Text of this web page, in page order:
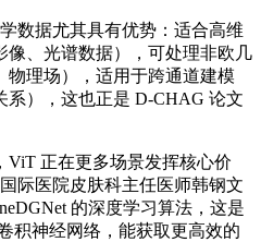
数据尤其具有优势：适合高维
像、光谱数据），可处理非欧几
物理场），适用于跨通道建模
系），这也正是 D-CHAG 论文
ViT 正在更多场景发挥核心价
际医院皮肤科主任医师韩钢文
的深度学习算法，这是
积神经网络，能获取更高效的